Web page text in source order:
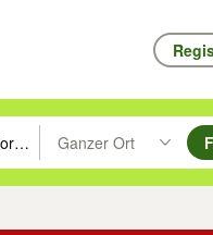
nach oben/unten
Eingabetaste drücken
Ganzer Ort
Suche im Umkreis des